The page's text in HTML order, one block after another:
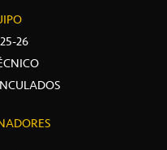
26